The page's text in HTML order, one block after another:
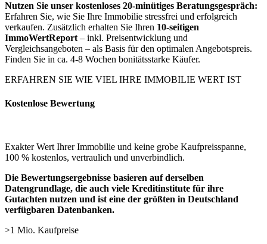
Nutzen Sie unser kostenloses 20-minütiges Beratungsgespräch:
Erfahren Sie, wie Sie Ihre Immobilie stressfrei und erfolgreich
verkaufen. Zusätzlich erhalten Sie Ihren 10-seitigen
ImmoWertReport– inkl. Preisentwicklung und
Vergleichsangeboten – als Basis für den optimalen Angebotspreis.
Finden Sie in ca. 4-8 Wochen bonitätsstarke Käufer.
ERFAHREN SIE WIE VIEL IHRE IMMOBILIE WERT IST
Kostenlose Bewertung
Exakter Wert Ihrer Immobilie und keine grobe Kaufpreisspanne,
100 % kostenlos, vertraulich und unverbindlich.
Die Bewertungsergebnisse basieren auf derselben
Datengrundlage, die auch viele Kreditinstitute für ihre
Gutachten nutzen und ist eine der größten in Deutschland
verfügbaren Datenbanken.
>1 Mio. Kaufpreise